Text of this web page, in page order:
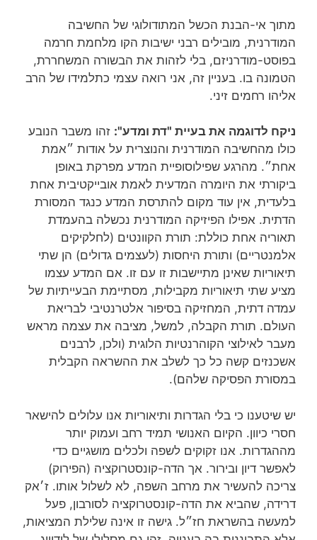
מתוך אי-הבנת הכשל המתודולוגי של החשיבה
המודרנית, מובילים רבני ישיבות הקו מלחמת חרמה
בפוסט-מודרניזם, בלי לזהות את הבשורה המשחררת,
הטמונה בו. בעניין זה, אני רואה עצמי כתלמידו של הרב
אליהו רחמים זיני.
ניקח לדוגמה את בעיית "דת ומדע": זהו משבר הנובע
כולו מהחשיבה המודרנית והנוצרית על אודות ״אמת
אחת״. מהרגע שפילוסופיית המדע מפרקת באופן
ביקורתי את היומרה המדעית לאמת אובייקטיבית אחת
בלעדית, אין עוד מקום להתרסת המדע כנגד המסורת
הדתית. אפילו הפיזיקה המודרנית נכשלה בהעמדת
תאוריה אחת כוללת: תורת הקוונטים (לחלקיקים
אלמנטריים) ותורת היחסות (לעצמים גדולים) הן שתי
תיאוריות שאינן מתיישבות זו עם זו. אם המדע עצמו
מציע שתי תיאוריות מקבילות, מסתיימת הבעייתיות של
עמדה דתית, המחזיקה בסיפור אלטרנטיבי לבריאת
העולם. תורת הקבלה, למשל, מציבה את עצמה מראש
מעבר לאילוצי הקוהרנטיות הלוגית (ולכן, לרבנים
אשכנזים קשה כל כך לשלב את ההשראה הקבלית
במסורת הפסיקה שלהם).
יש שיטענו כי בלי הגדרות ותיאוריות אנו עלולים להישאר
חסרי כיוון. הקיום האנושי תמיד רחב ועמוק יותר
מההגדרות. אנו זקוקים לשפה ולכלים מושגיים כדי
לאפשר דיון ובירור. אך הדה-קונסטרוקציה (הפירוק)
צריכה להעשיר את מרחב השפה, לא לשלול אותו. ז׳אק
דרידה, שהביא את הדה-קונסטרוקציה לסורבון, פעל
למעשה בהשראת חז״ל. גישה זו אינה שלילת המציאות,